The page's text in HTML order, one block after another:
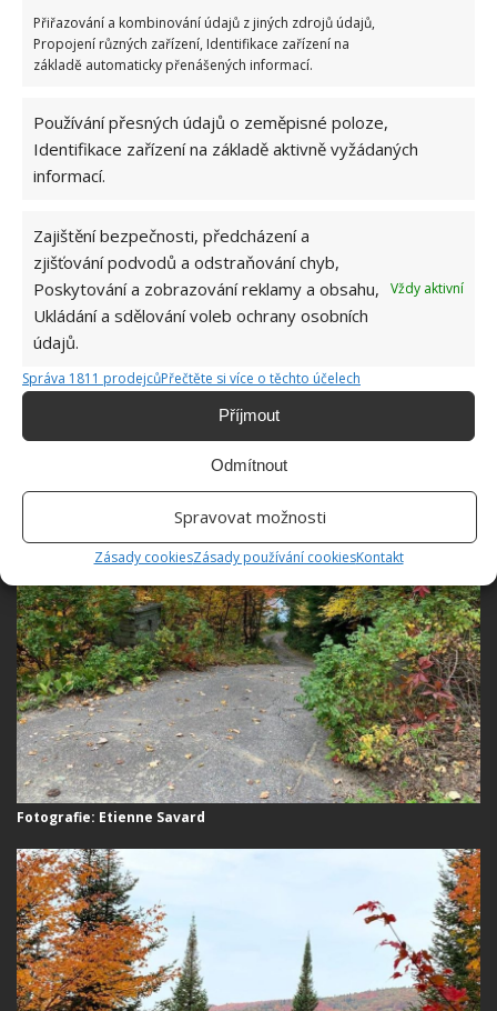
Přiřazování a kombinování údajů z jiných zdrojů údajů,
Propojení různých zařízení, Identifikace zařízení na
základě automaticky přenášených informací.
Používání přesných údajů o zeměpisné poloze,
Identifikace zařízení na základě aktivně vyžádaných
informací.
Zajištění bezpečnosti, předcházení a
zjišťování podvodů a odstraňování chyb,
Poskytování a zobrazování reklamy a obsahu,
Ukládání a sdělování voleb ochrany osobních
údajů.
Vždy aktivní
Správa 1811 prodejcůPřečtěte si více o těchto účelech
Příjmout
Odmítnout
Spravovat možnosti
Zásady cookiesZásady používání cookiesKontakt
Soukromí v hlavní roli
A proč je tento dům tak lákavý? K domu vede jen
úzká příjezdová cesta. Všechen ostatní prostor
zabírají stromy. Obyvatelé srubu tak mají klid,
pohodlí a soukromí. Jsou izolování od větších měst,
ale zároveň je mají na dosah ruky.
Fotografie: Etienne Savard